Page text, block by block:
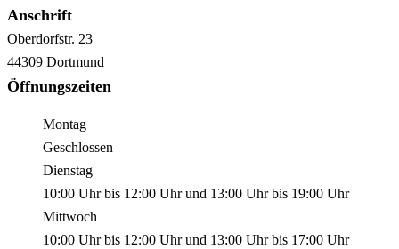
Anschrift
Oberdorfstr. 23
44309 Dortmund
Öffnungszeiten
Montag
Geschlossen
Dienstag
10:00 Uhrbis 12:00 Uhrund 13:00 Uhrbis 19:00 Uhr
Mittwoch
10:00 Uhrbis 12:00 Uhrund 13:00 Uhrbis 17:00 Uhr